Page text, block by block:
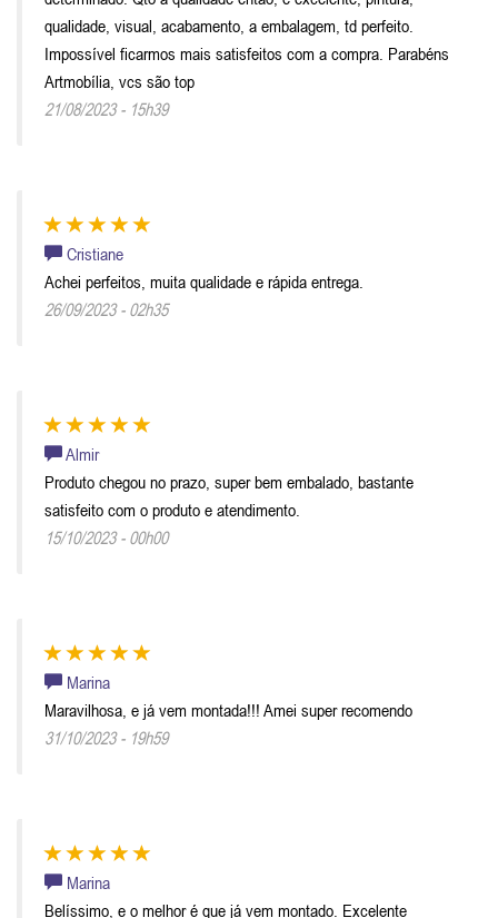
qualidade, visual, acabamento, a embalagem, td perfeito.
Impossível ficarmos mais satisfeitos com a compra. Parabéns
Artmobília, vcs são top
21/08/2023 - 15h39
Cristiane
Achei perfeitos, muita qualidade e rápida entrega.
26/09/2023 - 02h35
Almir
Produto chegou no prazo, super bem embalado, bastante
satisfeito com o produto e atendimento.
15/10/2023 - 00h00
Marina
Maravilhosa, e já vem montada!!! Amei super recomendo
31/10/2023 - 19h59
Marina
Belíssimo, e o melhor é que já vem montado. Excelente